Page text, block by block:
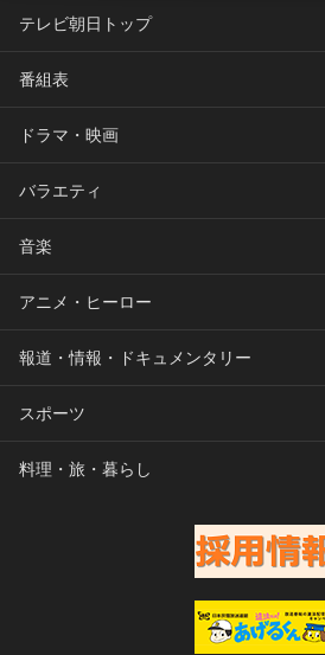
テレビ朝日トップ
番組表
ドラマ・映画
バラエティ
音楽
アニメ・ヒーロー
報道・情報・ドキュメンタリー
スポーツ
料理・旅・暮らし